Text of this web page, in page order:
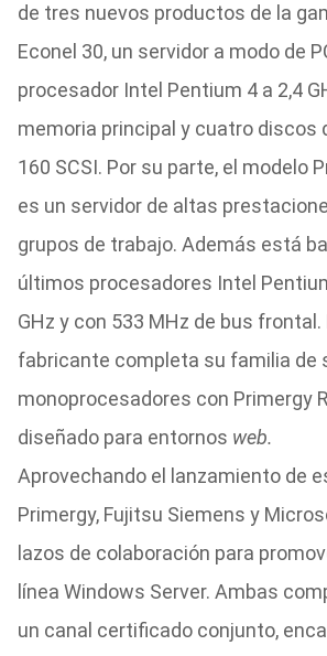
de tres nuevos productos de la
Econel 30, un servidor a modo de
procesador Intel Pentium 4 a 2,4
memoria principal y cuatro discos
160 SCSI. Por su parte, el modelo
es un servidor de altas
grupos de trabajo. Además está
últimos procesadores Intel
GHz y con 533 MHz de bus frontal.
fabricante completa su familia de
monoprocesadores con Primergy
diseñado para entornos web.
Aprovechando el lanzamiento de
Primergy, Fujitsu Siemens y
lazos de colaboración para
línea Windows Server. Ambas
un canal certificado conjunto,